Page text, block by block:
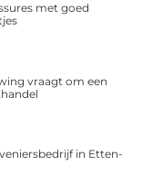
met goed
vraagt om een
in Etten-